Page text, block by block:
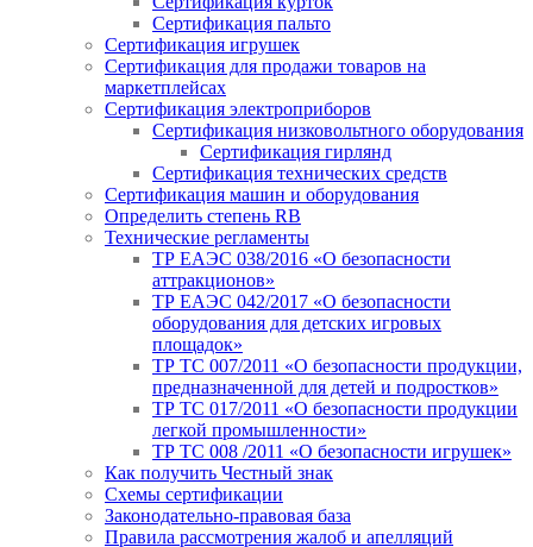
Сертификация пальто
Сертификация игрушек
Сертификация для продажи товаров на
маркетплейсах
Сертификация электроприборов
Сертификация низковольтного оборудования
Сертификация гирлянд
Сертификация технических средств
Сертификация машин и оборудования
Определить степень RB
Технические регламенты
ТР ЕАЭС 038/2016 «О безопасности
аттракционов»
ТР ЕАЭС 042/2017 «О безопасности
оборудования для детских игровых
площадок»
ТР ТС 007/2011 «О безопасности продукции,
предназначенной для детей и подростков»
ТР ТС 017/2011 «О безопасности продукции
легкой промышленности»
ТР ТС 008 /2011 «О безопасности игрушек»
Как получить Честный знак
Схемы сертификации
Законодательно-правовая база
Правила рассмотрения жалоб и апелляций